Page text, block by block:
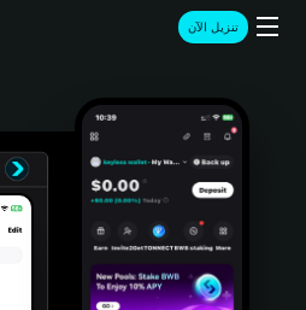
تنزيل الآن